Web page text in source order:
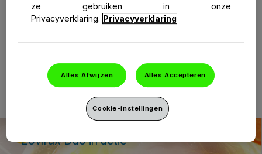
Bevat de tube latex?
Kan ik er make-up bovenop aanbrengen?
Zovirax Duo in actie
ze gebruiken in onze
Privacyverklaring. Privacyverklaring
Alles Afwijzen Alles Accepteren
Cookie-instellingen